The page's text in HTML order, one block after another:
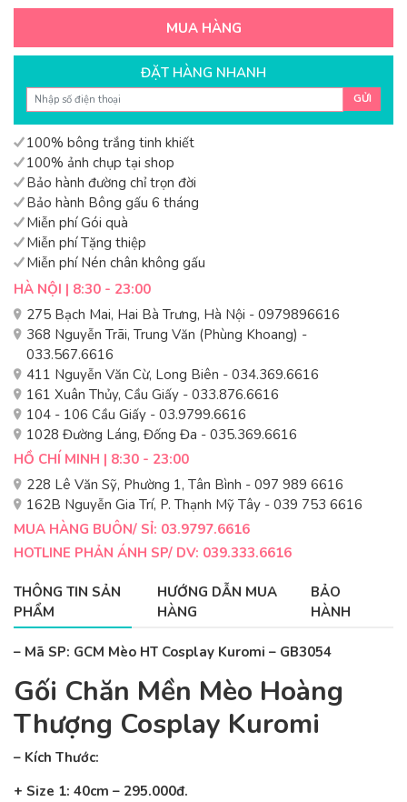
MUA HÀNG
ĐẶT HÀNG NHANH
GỬI
100% bông trắng tinh khiết
100% ảnh chụp tại shop
Bảo hành đường chỉ trọn đời
Bảo hành Bông gấu 6 tháng
Miễn phí Gói quà
Miễn phí Tặng thiệp
Miễn phí Nén chân không gấu
HÀ NỘI | 8:30 - 23:00
275 Bạch Mai, Hai Bà Trưng, Hà Nội - 0979896616
368 Nguyễn Trãi, Trung Văn (Phùng Khoang) -
033.567.6616
411 Nguyễn Văn Cừ, Long Biên - 034.369.6616
161 Xuân Thủy, Cầu Giấy - 033.876.6616
104 - 106 Cầu Giấy - 03.9799.6616
1028 Đường Láng, Đống Đa - 035.369.6616
HỒ CHÍ MINH | 8:30 - 23:00
228 Lê Văn Sỹ, Phường 1, Tân Bình - 097 989 6616
162B Nguyễn Gia Trí, P. Thạnh Mỹ Tây - 039 753 6616
MUA HÀNG BUÔN/ SỈ: 03.9797.6616
HOTLINE PHẢN ÁNH SP/ DV: 039.333.6616
THÔNG TIN SẢN
PHẨM
HƯỚNG DẪN MUA
HÀNG
BẢO
HÀNH
– Mã SP: GCM Mèo HT Cosplay Kuromi – GB3054
Gối Chăn Mền Mèo Hoàng
Thượng Cosplay Kuromi
– Kích Thước:
+ Size 1: 40cm – 295.000đ.